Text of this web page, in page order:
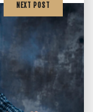
NEXT POST